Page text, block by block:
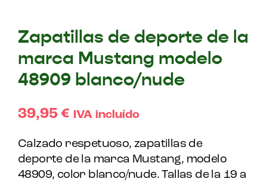
Zapatillas de deporte de la
marca Mustang modelo
48909 blanco/nude
39,95 € IVA incluído
Calzado respetuoso, zapatillas de
deporte de la marca Mustang, modelo
48909, color blanco/nude. Tallas de la 19 a